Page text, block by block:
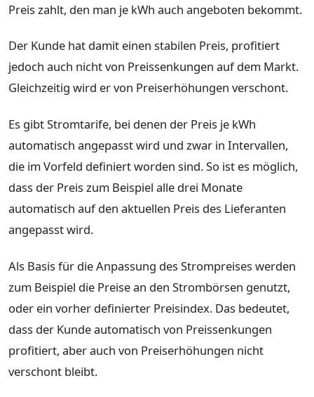
Preis zahlt, den man je kWh auch angeboten bekommt.
Der Kunde hat damit einen stabilen Preis, profitiert
jedoch auch nicht von Preissenkungen auf dem Markt.
Gleichzeitig wird er von Preiserhöhungen verschont.
Es gibt Stromtarife, bei denen der Preis je kWh
automatisch angepasst wird und zwar in Intervallen,
die im Vorfeld definiert worden sind. So ist es möglich,
dass der Preis zum Beispiel alle drei Monate
automatisch auf den aktuellen Preis des Lieferanten
angepasst wird.
Als Basis für die Anpassung des Strompreises werden
zum Beispiel die Preise an den Strombörsen genutzt,
oder ein vorher definierter Preisindex. Das bedeutet,
dass der Kunde automatisch von Preissenkungen
profitiert, aber auch von Preiserhöhungen nicht
verschont bleibt.